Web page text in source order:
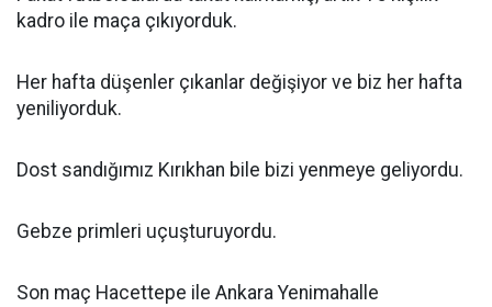
kadro ile maça çıkıyorduk.
Her hafta düşenler çıkanlar değişiyor ve biz her hafta
yeniliyorduk.
Dost sandığımız Kırıkhan bile bizi yenmeye geliyordu.
Gebze primleri uçuşturuyordu.
Son maç Hacettepe ile Ankara Yenimahalle